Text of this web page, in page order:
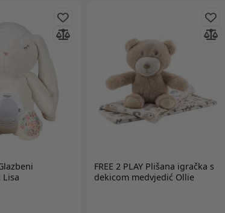
FREE 2 PLAY Plišana igračka s
dekicom medvjedić Ollie